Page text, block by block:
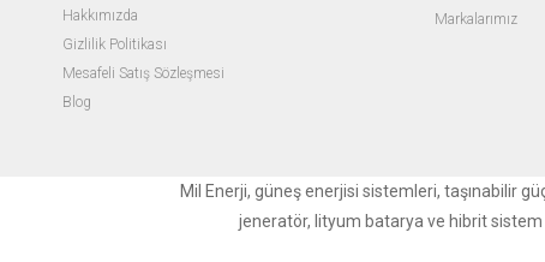
Hakkımızda
Gizlilik Politikası
Mesafeli Satış Sözleşmesi
Blog
Markalarımız
Mil Enerji, güneş enerjisi sistemleri, taşınabilir
jeneratör, lityum batarya ve hibrit sistem